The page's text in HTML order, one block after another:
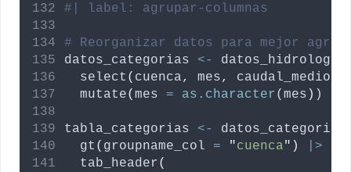
#| label: agrupar-columnas
# Reorganizar datos para mejor
datos_categorias
<-
  select
( cuenca, mes, caudal_medio
  mutate
( mes = as.character ( mes ) )
tabla_categorias <-
datos_categorias
  gt
( groupname_col = "cuenca" )
|>
  tab_header
(